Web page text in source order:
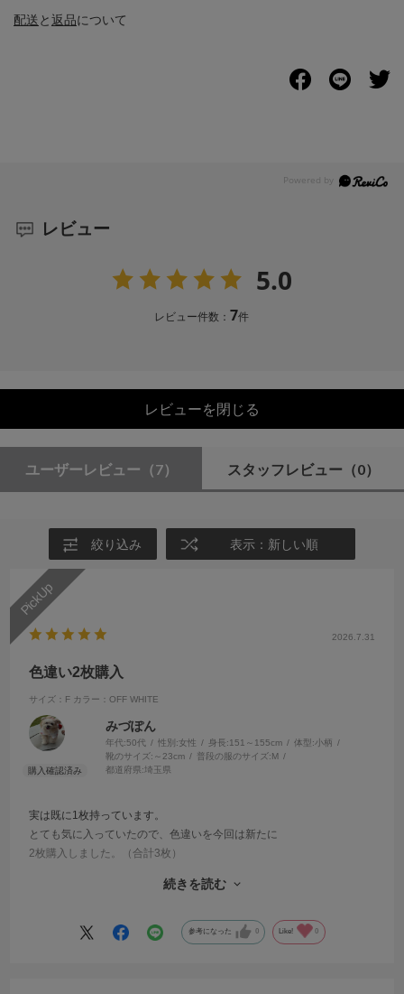
配送と返品について
レビュー
5.0
レビュー件数：7件
レビューを閉じる
ユーザーレビュー （7） スタッフレビュー （0）
絞り込み 表示：新しい順
2026.7.31
色違い2枚購入
サイズ：F カラー：OFF WHITE
みづぽん
年代:50代 性別:女性 身長:151～155cm 体型:小柄
靴のサイズ: ～23cm 普段の服のサイズ:M
都道府県:埼玉県
実は既に1枚持っています。
とても気に入っていたので、色違いを今回は新たに
2枚購入しました。（合計3枚）
肌触りが良い事、二の腕が隠れる絶妙なデザインです。
続きを読む
参考になった 0 Like! 0